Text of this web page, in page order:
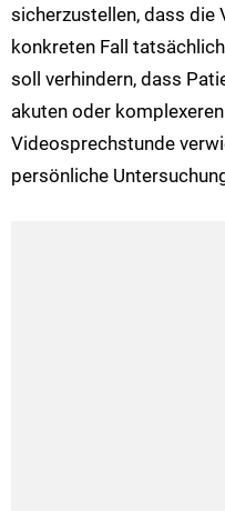
sicherzustellen, dass die
konkreten Fall
soll verhindern, dass
akuten oder
Videosprechstunde
persönliche